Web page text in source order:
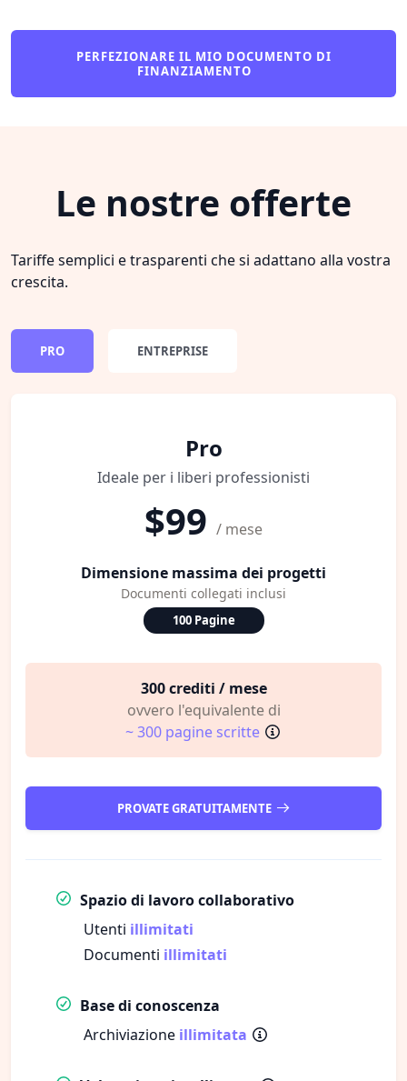
PERFEZIONARE IL MIO DOCUMENTO DI
FINANZIAMENTO
Le nostre offerte
Tariffe semplici e trasparenti che si adattano alla vostra
crescita.
PRO ENTREPRISE
Pro
Ideale per i liberi professionisti
$99 / mese
Dimensione massima dei progetti
Documenti collegati inclusi
100 Pagine
300 crediti / mese
ovvero l'equivalente di
~ 300 pagine scritte
PROVATE GRATUITAMENTE
Spazio di lavoro collaborativo
Utenti illimitati
Documenti illimitati
Base di conoscenza
Archiviazione illimitata